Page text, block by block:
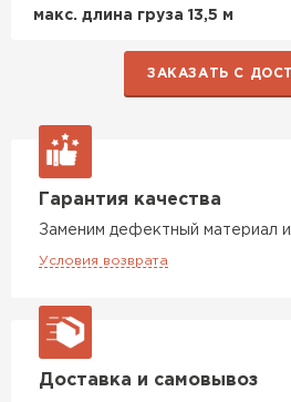
макс. длина груза 13,5 м
ЗАКАЗАТЬ С
Гарантия качества
Заменим дефектный материал
Условия возврата
Доставка и самовывоз